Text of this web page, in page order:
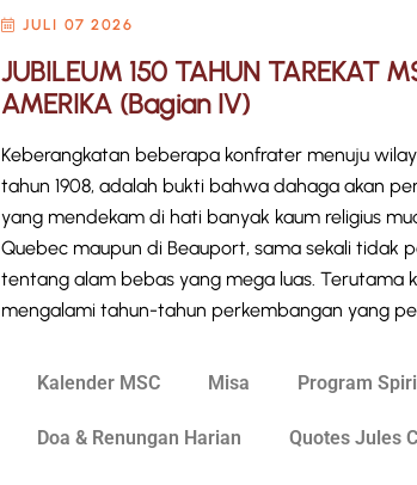
JULI 07 2026
JUBILEUM 150 TAHUN TAREKAT
AMERIKA (Bagian IV)
Keberangkatan beberapa konfrater menuju
tahun 1908, adalah bukti bahwa dahaga akan
yang mendekam di hati banyak kaum religius
Quebec maupun di Beauport, sama sekali tidak
tentang alam bebas yang mega luas. Terutama
mengalami tahun-tahun perkembangan yang
Kalender MSC Misa Program
Doa & Renungan Harian Quotes Jules